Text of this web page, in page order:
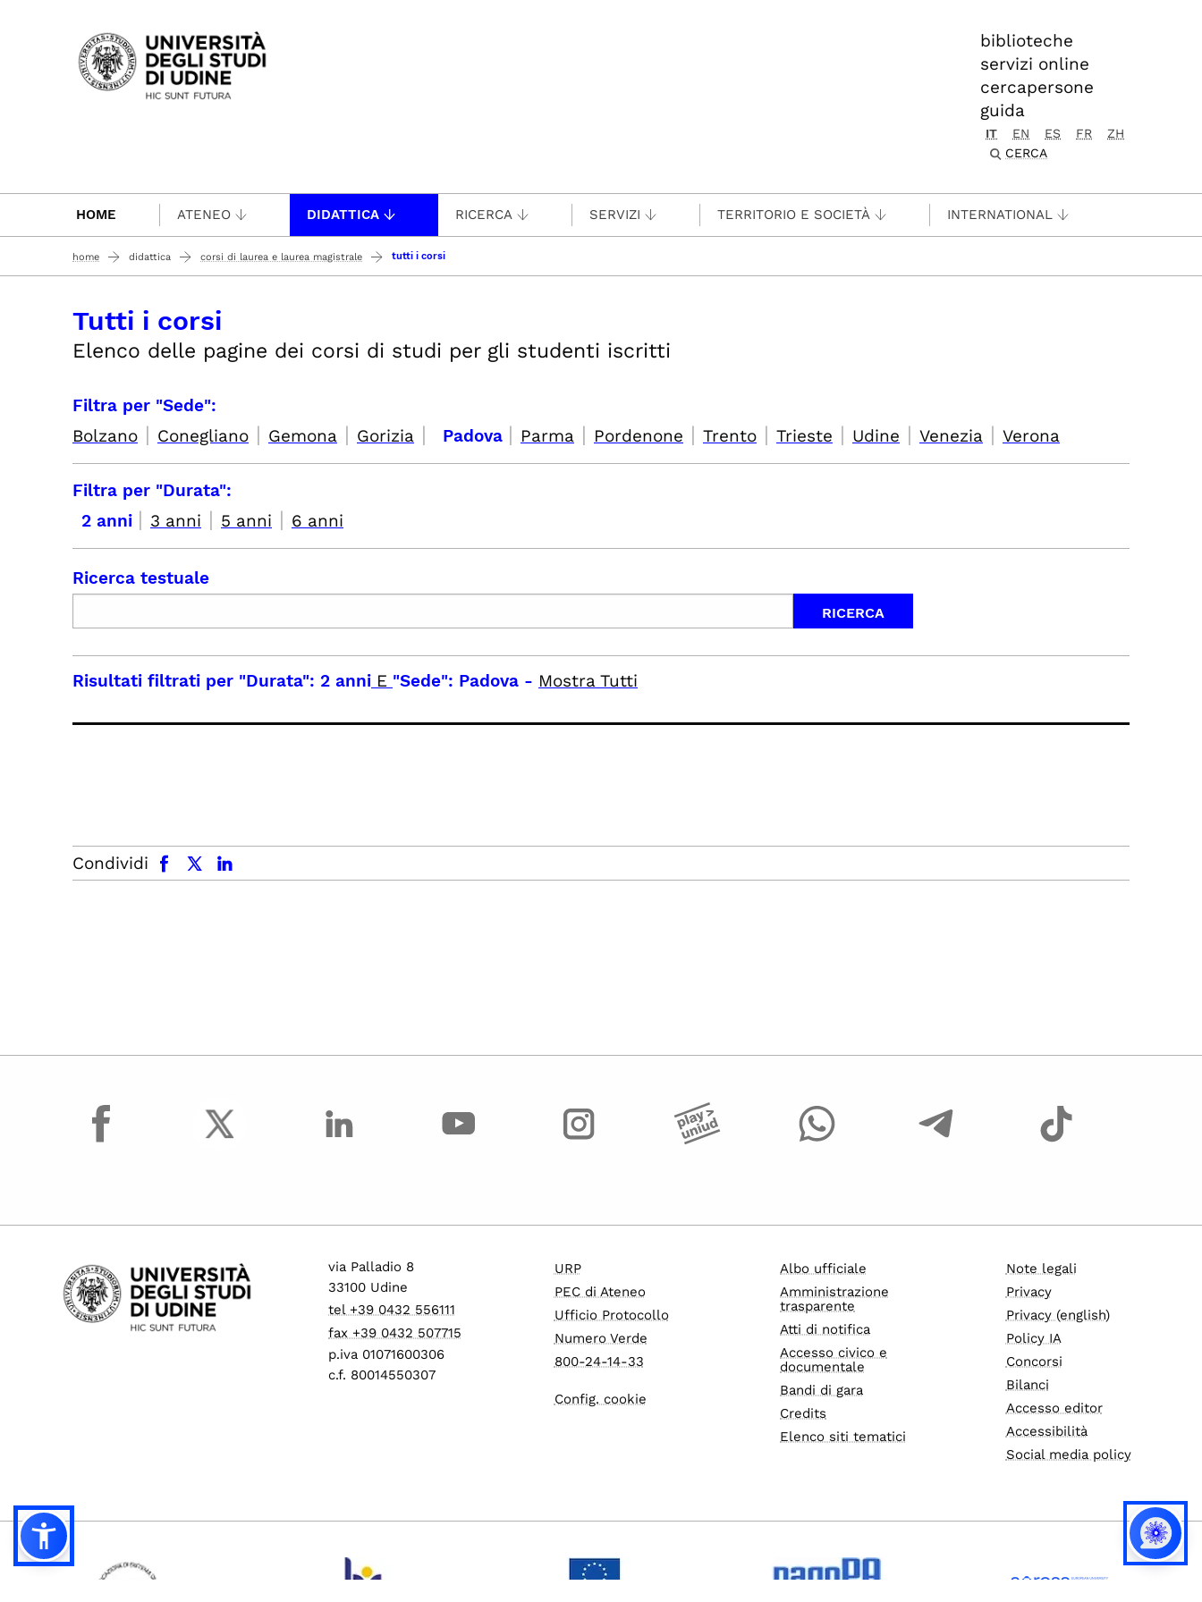
Passa al contenuto principale
biblioteche
servizi online
cercapersone
guida
IT EN ES FR
ZH
CERCA
HOME ATENEO DIDATTICA RICERCA SERVIZI TERRITORIO E SOCIETÀ INTERNATIONAL
home didattica corsi di laurea e laurea magistrale tutti i corsi
Tutti i corsi
Elenco delle pagine dei corsi di studi per gli studenti iscritti
Filtra per "Sede":
Bolzano | Conegliano | Gemona | Gorizia | Padova | Parma | Pordenone | Trento | Trieste | Udine | Venezia | Verona
Filtra per "Durata":
2 anni | 3 anni | 5 anni | 6 anni
Ricerca testuale
Risultati filtrati per "Durata": 2 anni E "Sede": Padova - Mostra Tutti
Condividi
facebook x.com linkedin
facebook
via Palladio 8
33100 Udine
tel +39 0432 556111
fax +39 0432 507715
p.iva 01071600306
c.f. 80014550307
URP
PEC di Ateneo
Ufficio Protocollo
Numero Verde
800-24-14-33
Config. cookie
Albo ufficiale
Amministrazione
trasparente
Atti di notifica
Accesso civico e
documentale
Bandi di gara
Credits
Elenco siti tematici
Note legali
Privacy
Privacy (english)
Policy IA
Concorsi
Bilanci
Accesso editor
Accessibilità
Social media policy